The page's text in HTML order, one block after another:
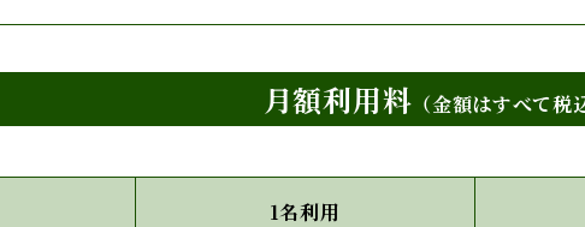
月額利用料 （金額はすべて税
1名利用